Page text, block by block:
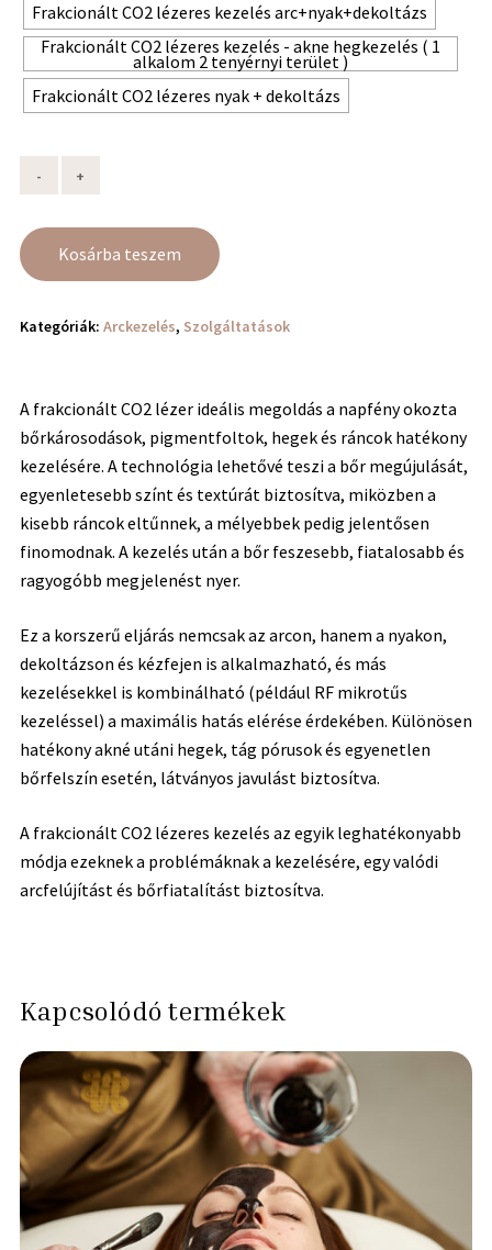
Frakcionált CO2 lézeres kezelés arc+nyak+dekoltázs
Frakcionált CO2 lézeres kezelés - akne hegkezelés ( 1
alkalom 2 tenyérnyi terület )
Frakcionált CO2 lézeres nyak + dekoltázs
Kosárba teszem
Kategóriák: Arckezelés, Szolgáltatások
A frakcionált CO2 lézer ideális megoldás a napfény okozta
bőrkárosodások, pigmentfoltok, hegek és ráncok hatékony
kezelésére. A technológia lehetővé teszi a bőr megújulását,
egyenletesebb színt és textúrát biztosítva, miközben a
kisebb ráncok eltűnnek, a mélyebbek pedig jelentősen
finomodnak. A kezelés után a bőr feszesebb, fiatalosabb és
ragyogóbb megjelenést nyer.
Ez a korszerű eljárás nemcsak az arcon, hanem a nyakon,
dekoltázson és kézfejen is alkalmazható, és más
kezelésekkel is kombinálható (például RF mikrotűs
kezeléssel) a maximális hatás elérése érdekében. Különösen
hatékony akné utáni hegek, tág pórusok és egyenetlen
bőrfelszín esetén, látványos javulást biztosítva.
A frakcionált CO2 lézeres kezelés az egyik leghatékonyabb
módja ezeknek a problémáknak a kezelésére, egy valódi
arcfelújítást és bőrfiatalítást biztosítva.
Kapcsolódó termékek